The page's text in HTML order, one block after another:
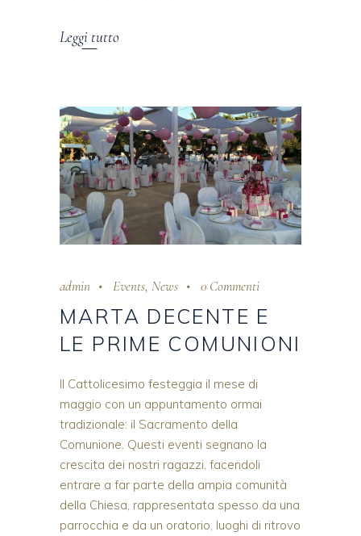
Leggi tutto
admin Events, News 0 Commenti
MARTA DECENTE E
LE PRIME COMUNIONI
Il Cattolicesimo festeggia il mese di
maggio con un appuntamento ormai
tradizionale: il Sacramento della
Comunione. Questi eventi segnano la
crescita dei nostri ragazzi, facendoli
entrare a far parte della ampia comunità
della Chiesa, rappresentata spesso da una
parrocchia e da un oratorio, luoghi di ritrovo